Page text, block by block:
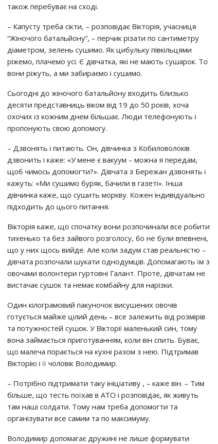
також перебуває на сході.
– Капусту треба сікти, – розповідає Вікторія, учасниця
“Жіночого батальйону”, – перчик різати по сантиметру
діаметром, зелень сушимо. Як цибульку півкільцями
ріжемо, плачемо усі. Є дівчатка, які не мають сушарок. То
вони ріжуть, а ми забираємо і сушимо.
Сьогодні до жіночого батальйону входить близько
десяти представниць віком від 19 до 50 років, хоча
охочих із кожним днем більшає. Люди телефонують і
пропонують свою допомогу.
– Дзвонять і питають. Он, дівчинка з Кобиловолоків
дзвонить і каже: «У мене є вакуум – можна я передам,
щоб чимось допомогти?». Дівчата з Бережан дзвонять і
кажуть: «Ми сушимо буряк, бачили в газеті». Інша
дівчинка каже, що сушить моркву. Кожен індивідуально
підходить до цього питання.
Вікторія каже, що спочатку вони розпочинали все робити
тихенько та без зайвого розголосу, бо не були впевнені,
що у них щось вийде. Але коли задум став реальністю –
дівчата розпочали шукати однодумців. Допомагають їм з
овочами волонтери гуртовні Галант. Проте, дівчатам не
вистачає сушок та немає комбайну для нарізки.
Один кілограмовий пакуночок висушених овочів
готується майже цілий день – все залежить від розмірів
та потужностей сушок. У Вікторії маленький син, тому
вона займається приготуванням, коли він спить. Буває,
що малеча порається на кухні разом з нею. Підтримав
Вікторію і її чоловік Володимир.
– Потрібно підтримати таку ініціативу , – каже він. – Тим
більше, що тесть поїхав в АТО і розповідає, як живуть
там наші солдати. Тому нам треба допомогти та
організувати все самим та по максимуму.
Володимир допомагає дружині не лише формувати